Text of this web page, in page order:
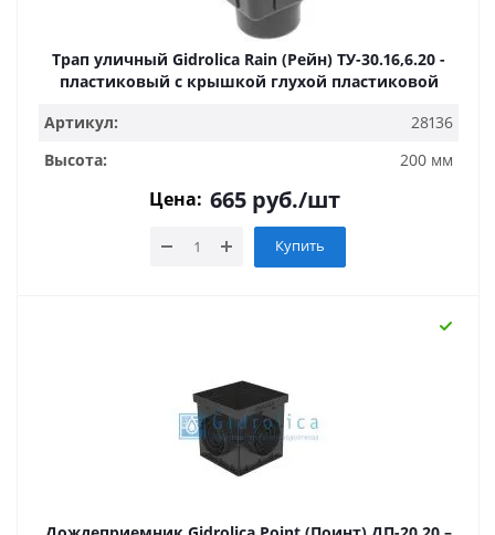
Трап уличный Gidrolica Rain (Рейн) ТУ-30.16,6.20 -
пластиковый с крышкой глухой пластиковой
Артикул:
28136
Высота:
200 мм
Цена: 665 руб./шт
Купить